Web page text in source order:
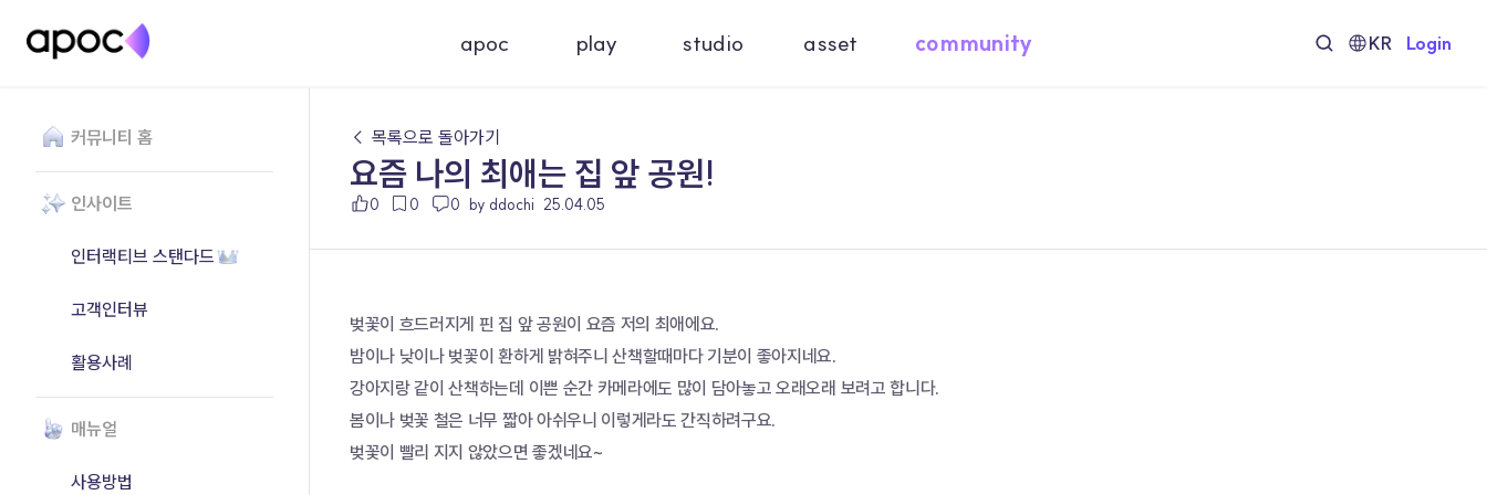
apoc play studio asset community KR Login
커뮤니티 홈
인사이트
인터랙티브 스탠다드
고객인터뷰
활용사례
매뉴얼
사용방법
← 목록으로 돌아가기
요즘 나의 최애는 집 앞 공원!
0 0 0 by ddochi 25.04.05
벚꽃이 흐드러지게 핀 집 앞 공원이 요즘 저의 최애에요.
밤이나 낮이나 벚꽃이 환하게 밝혀주니 산책할때마다 기분이 좋아지네요.
강아지랑 같이 산책하는데 이쁜 순간 카메라에도 많이 담아놓고 오래오래 보려고 합니다.
봄이나 벚꽃 철은 너무 짧아 아쉬우니 이렇게라도 간직하려구요.
벚꽃이 빨리 지지 않았으면 좋겠네요~